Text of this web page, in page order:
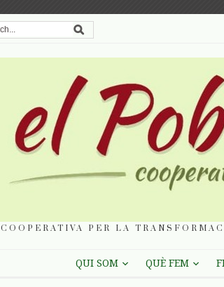
COOPERATIVA PER LA
QUI SOM QUÈ FEM